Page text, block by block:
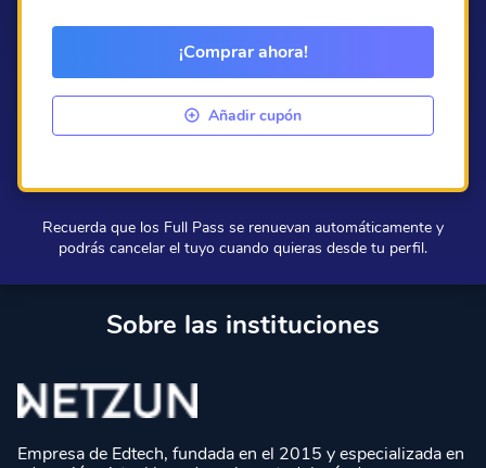
¡Comprar ahora!
Añadir cupón
Recuerda que los Full Pass se renuevan automáticamente y
podrás cancelar el tuyo cuando quieras desde tu perfil.
Sobre las instituciones
Empresa de Edtech, fundada en el 2015 y especializada en